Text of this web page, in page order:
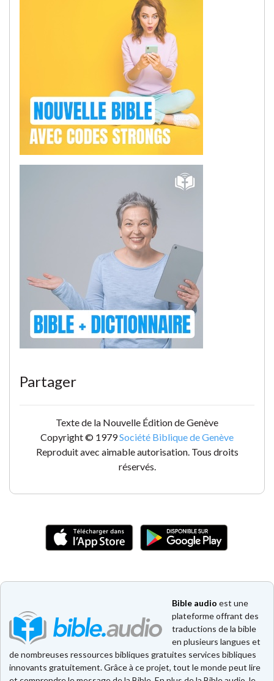
Partager
Texte de la Nouvelle Édition de Genève
Copyright © 1979Société Biblique de Genève
Reproduit avec aimable autorisation. Tous droits
réservés.
Bible audio est une
plateforme offrant des
traductions de la bible
en plusieurs langues et
de nombreuses ressources bibliques gratuites services bibliques
innovants gratuitement. Grâce à ce projet, tout le monde peut lire